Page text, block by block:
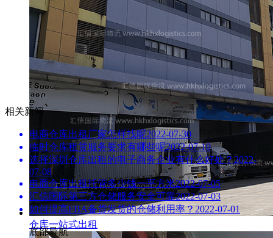
仓库一站式出租
相关新闻
电商仓库出租厂家怎样找呢2022-07-30
临时仓库租赁服务要求有哪些呢2022-07-10
选择深圳仓库出租的电子商务企业有什么好处？2022-
07-08
电商仓库出租托管多少钱一平方米2022-07-05
汇信国际第三方仓储服务安全可靠2022-07-03
如何提高FBA备货发货的仓储利用率？2022-07-01
底部导航